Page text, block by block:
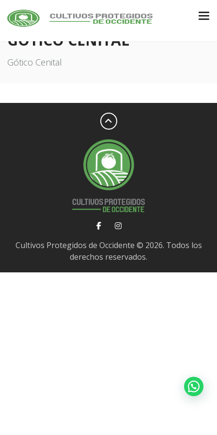
GÓTICO CENITAL
Gótico Cenital
Cultivos Protegidos de Occidente © 2026. Todos los
derechos reservados.